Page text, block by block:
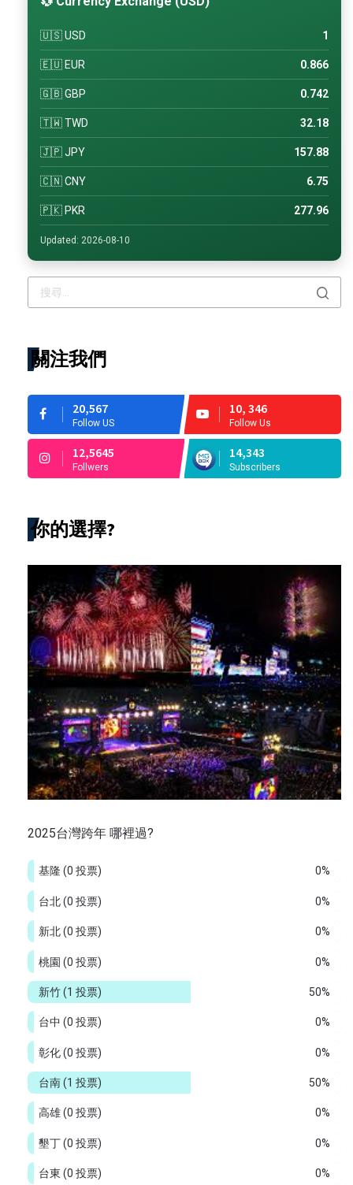
🇺🇸 USD 1
🇪🇺 EUR 0.866
🇬🇧 GBP 0.742
🇹🇼 TWD 32.18
🇯🇵 JPY 157.88
🇨🇳 CNY 6.75
🇵🇰 PKR 277.96
Updated: 2026-08-10
關注我們
20,567
Follow US
10, 346
Follow Us
12,5645
Follwers
14,343
Subscribers
你的選擇?
2025台灣跨年 哪裡過?
0%
基隆 (0 投票)
0%
台北(0 投票)
0%
新北(0 投票)
0%
桃園 (0 投票)
50%
新竹(1 投票)
0%
台中 (0 投票)
0%
彰化(0 投票)
50%
台南(1 投票)
0%
高雄(0 投票)
0%
墾丁(0 投票)
0%
台東 (0 投票)